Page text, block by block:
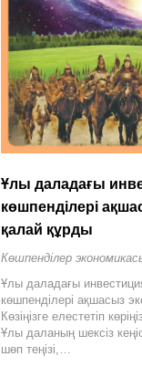
Ұлы даладағы
көшпенділері
қалай құрды
Көшпенділер
Ұлы даладағы
көшпенділері ақшасыз
Көзіңізге елестетіп
Ұлы даланың шексіз
шөп теңізі,…